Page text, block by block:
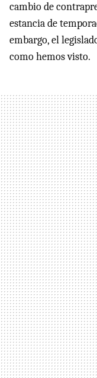
cambio de
estancia de
embargo, el
como hemos visto.